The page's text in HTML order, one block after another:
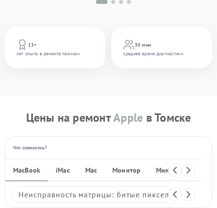
13+
лет опыта в ремонте техники
30 мин
среднее время диагностики
Цены на ремонтApple в Томске
Что сломалось?
MacBook iMac Mac Монитор Мини ПК
Неисправность матрицы: битые пиксели,